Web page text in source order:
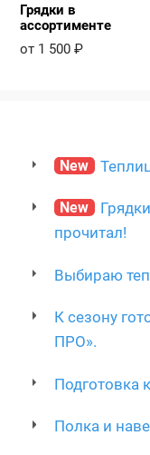
Грядки в
ассортименте
от 1 500 ₽
New
New
прочитал!
Выбираю
К сезону
ПРО».
Подготовка
Полка и